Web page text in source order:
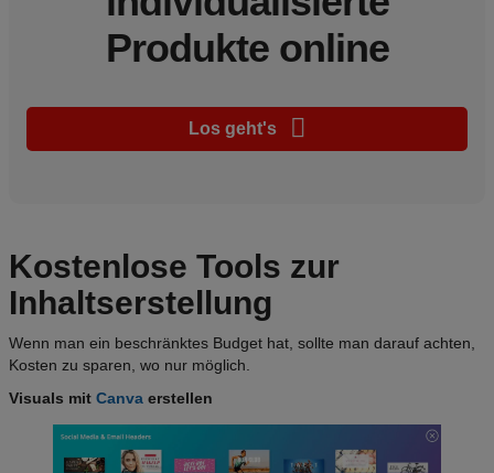
Produkte online
Los geht's
Kostenlose Tools zur
Inhaltserstellung
Wenn man ein beschränktes Budget hat, sollte man darauf achten,
Kosten zu sparen, wo nur möglich.
Visuals mit Canva erstellen